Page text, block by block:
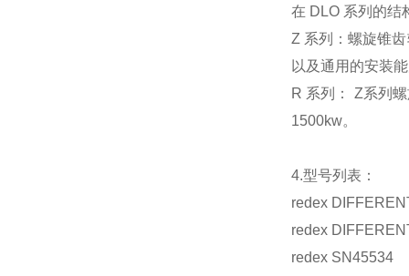
在 DLO 系列的结
Z 系列：螺旋锥
以及通用的安装
R 系列： Z系列
1500kw。
4.型号列表：
redex
redex
redex SN45534